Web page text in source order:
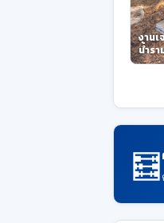
งานเ
น้ำร
🧮